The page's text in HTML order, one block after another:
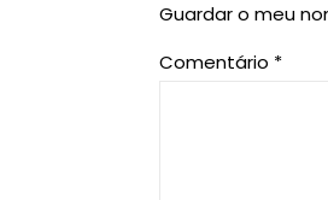
Guardar o meu
Comentário *